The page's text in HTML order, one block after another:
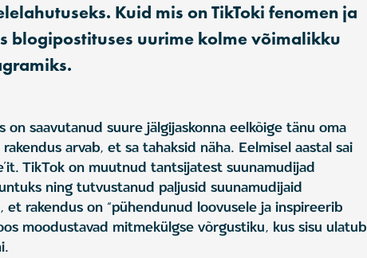
Kuid mis on TikToki fenomen ja
blogipostituses uurime kolme võimalikku
saavutanud suure jälgijaskonna eelkõige tänu oma
arvab, et sa tahaksid näha. Eelmisel aastal sai
TikTok on muutnud tantsijatest suunamudijad
ning tutvustanud paljusid suunamudijaid
rakendus on “pühendunud loovusele ja inspireerib
moodustavad mitmekülgse võrgustiku, kus sisu ulatub